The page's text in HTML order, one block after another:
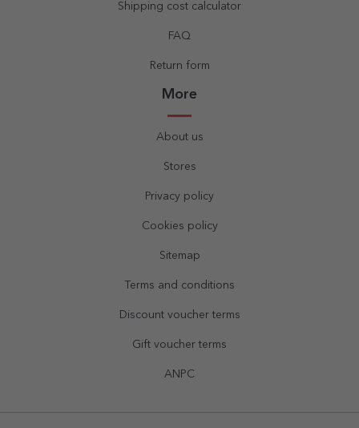
Shipping cost calculator
FAQ
Return form
More
About us
Stores
Privacy policy
Cookies policy
Sitemap
Terms and conditions
Discount voucher terms
Gift voucher terms
ANPC